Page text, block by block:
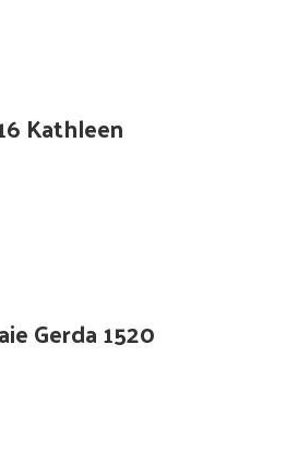
Kathleen
Gerda 1520